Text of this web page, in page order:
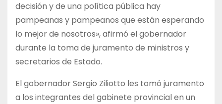
decisión y de una política pública hay
pampeanas y pampeanos que están esperando
lo mejor de nosotros», afirmó el gobernador
durante la toma de juramento de ministros y
secretarios de Estado.
El gobernador Sergio Ziliotto les tomó juramento
a los integrantes del gabinete provincial en un